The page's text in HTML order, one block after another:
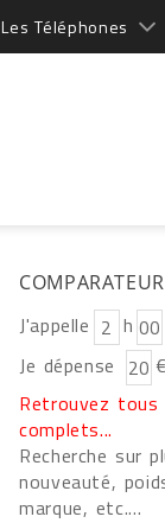
Les Téléphones
J'appelle h
Je dépense
Retrouvez tous
complets...
Recherche sur
nouveauté,
marque, etc....